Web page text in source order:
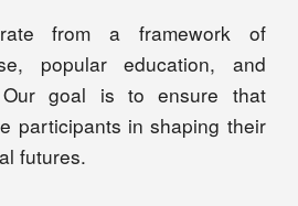
from a framework of
popular education, and
Our goal is to ensure that
participants in shaping their
futures.